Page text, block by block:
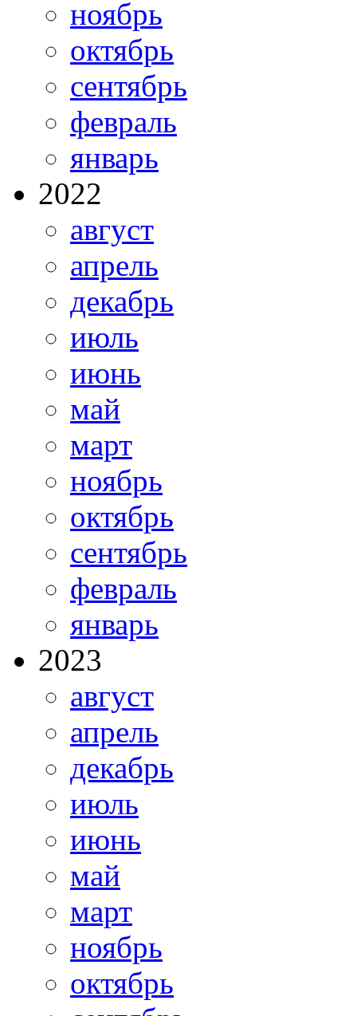
ноябрь
октябрь
сентябрь
февраль
январь
2022
август
апрель
декабрь
июль
июнь
май
март
ноябрь
октябрь
сентябрь
февраль
январь
2023
август
апрель
декабрь
июль
июнь
май
март
ноябрь
октябрь